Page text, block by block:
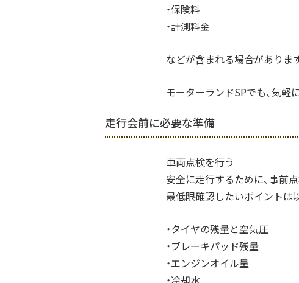
・保険料
・計測料金
などが含まれる場合がありま
モーターランドSPでも、気軽
走行会前に必要な準備
車両点検を行う
安全に走行するために、事前
最低限確認したいポイントは
・タイヤの残量と空気圧
・ブレーキパッド残量
・エンジンオイル量
・冷却水